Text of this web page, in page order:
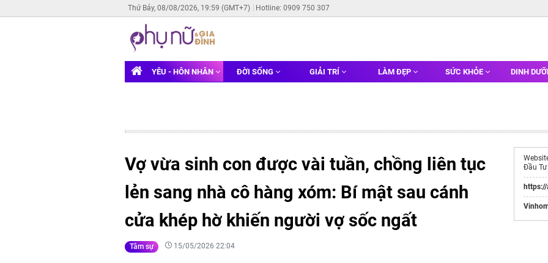
Thứ Bảy, 08/08/2026, 19:59 (GMT+7) Hotline: 0909 750 307
YÊU - HÔN NHÂN ĐỜI SỐNG GIẢI TRÍ LÀM ĐẸP SỨC KHỎE DINH
Vợ vừa sinh con được vài tuần, chồng liên tục
lẻn sang nhà cô hàng xóm: Bí mật sau cánh
cửa khép hờ khiến người vợ sốc ngất
Tâm sự 15/05/2026 22:04
Đầu Tư
https://